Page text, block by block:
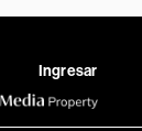
Ingresar